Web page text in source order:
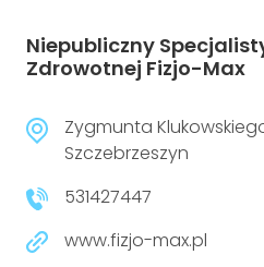
Niepubliczny
Zdrowotnej Fizjo-Max
Zygmunta
Szczebrzeszyn
531427447
www.fizjo-max.pl